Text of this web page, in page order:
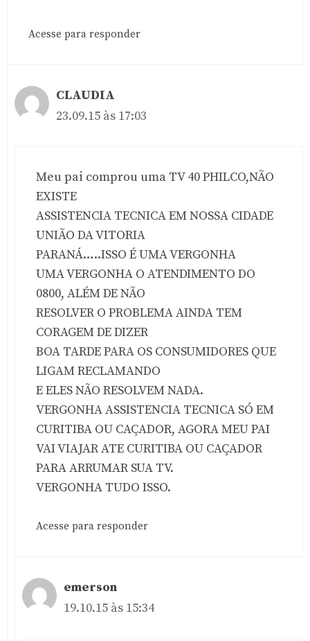
Acesse para responder
CLAUDIA
23.09.15 às 17:03
Meu pai comprou uma TV 40 PHILCO,NÃO
EXISTE
ASSISTENCIA TECNICA EM NOSSA CIDADE
UNIÃO DA VITORIA
PARANÁ…..ISSO É UMA VERGONHA
UMA VERGONHA O ATENDIMENTO DO
0800, ALÉM DE NÃO
RESOLVER O PROBLEMA AINDA TEM
CORAGEM DE DIZER
BOA TARDE PARA OS CONSUMIDORES QUE
LIGAM RECLAMANDO
E ELES NÃO RESOLVEM NADA.
VERGONHA ASSISTENCIA TECNICA SÓ EM
CURITIBA OU CAÇADOR, AGORA MEU PAI
VAI VIAJAR ATE CURITIBA OU CAÇADOR
PARA ARRUMAR SUA TV.
VERGONHA TUDO ISSO.
Acesse para responder
emerson
19.10.15 às 15:34